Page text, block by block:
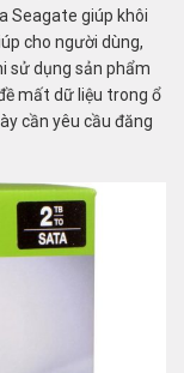
Seagate giúp khôi
cho người dùng,
sử dụng sản phẩm
mất dữ liệu trong ổ
cần yêu cầu đăng